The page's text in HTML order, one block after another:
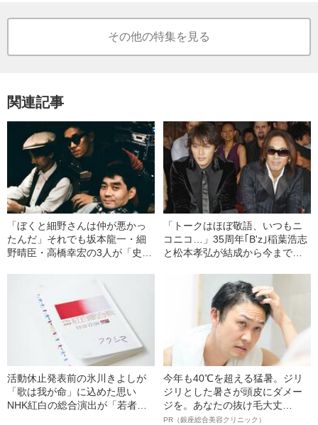
その他の特集を見る
関連記事
「ぼくと細野さんは仲が悪かっ
たんだ」それでも坂本龍一・細
野晴臣・高橋幸宏の3人が「史上
「トークはほぼ敬語、いつもニ
コニコ…」35周年｢B'z｣稲葉浩志
と松本孝弘が結成から今までず
活動休止発表前の氷川きよしが
「歌は我が命」に込めた思い
NHK紅白の総合演出が「若者に
今年も40℃を超える猛暑。ジリ
ジリとした暑さが頭皮にダメー
ジを。あなたの抜け毛大丈
夫！？
PR（銀座総合美容クリニック）